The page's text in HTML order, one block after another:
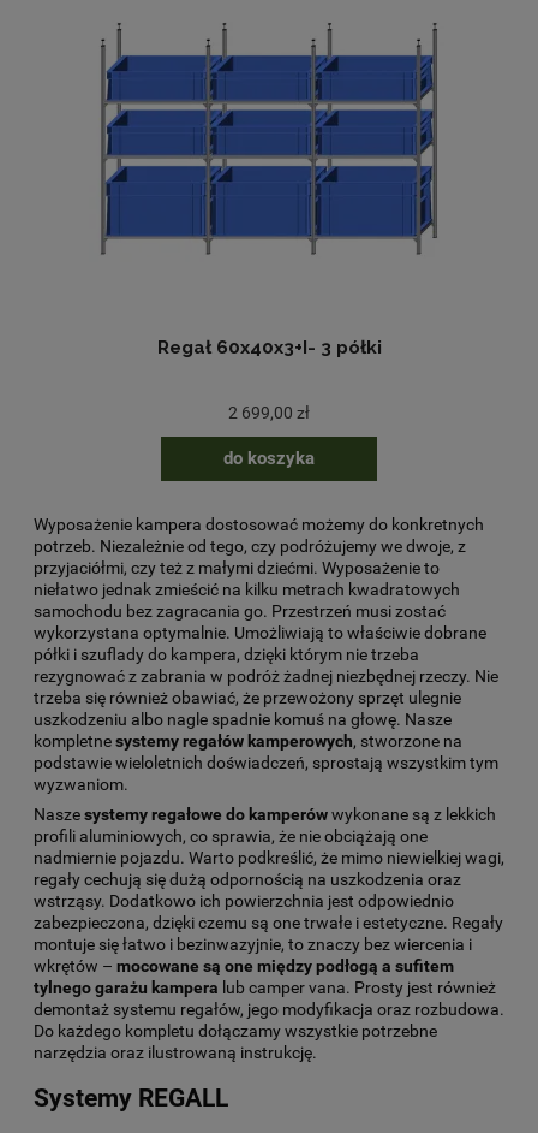
Regał 60x40x3+I- 3 półki
2 699,00 zł
do koszyka
Wyposażenie kampera dostosować możemy do konkretnych
potrzeb. Niezależnie od tego, czy podróżujemy we dwoje, z
przyjaciółmi, czy też z małymi dziećmi. Wyposażenie to
niełatwo jednak zmieścić na kilku metrach kwadratowych
samochodu bez zagracania go. Przestrzeń musi zostać
wykorzystana optymalnie. Umożliwiają to właściwie dobrane
półki i szuflady do kampera, dzięki którym nie trzeba
rezygnować z zabrania w podróż żadnej niezbędnej rzeczy. Nie
trzeba się również obawiać, że przewożony sprzęt ulegnie
uszkodzeniu albo nagle spadnie komuś na głowę. Nasze
kompletnesystemy regałów kamperowych, stworzone na
podstawie wieloletnich doświadczeń, sprostają wszystkim tym
wyzwaniom.
Naszesystemy regałowe do kamperówwykonane są z lekkich
profili aluminiowych, co sprawia, że nie obciążają one
nadmiernie pojazdu. Warto podkreślić, że mimo niewielkiej wagi,
regały cechują się dużą odpornością na uszkodzenia oraz
wstrząsy. Dodatkowo ich powierzchnia jest odpowiednio
zabezpieczona, dzięki czemu są one trwałe i estetyczne. Regały
montuje się łatwo i bezinwazyjnie, to znaczy bez wiercenia i
wkrętów – mocowane są one między podłogą a sufitem
tylnego garażu kampera lub camper vana. Prosty jest również
demontaż systemu regałów, jego modyfikacja oraz rozbudowa.
Do każdego kompletu dołączamy wszystkie potrzebne
narzędzia oraz ilustrowaną instrukcję.
Systemy REGALL